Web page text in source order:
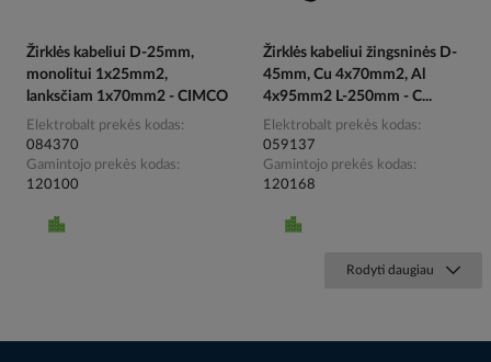
Žirklės kabeliui D-25mm,
monolitui 1x25mm2,
lanksčiam 1x70mm2 - CIMCO
Elektrobalt prekės kodas
084370
Gamintojo prekės kodas
120100
Žirklės kabeliui žingsninės D-
45mm, Cu 4x70mm2, Al
4x95mm2 L-250mm - C...
Elektrobalt prekės kodas
059137
Gamintojo prekės kodas
120168
Rodyti daugiau